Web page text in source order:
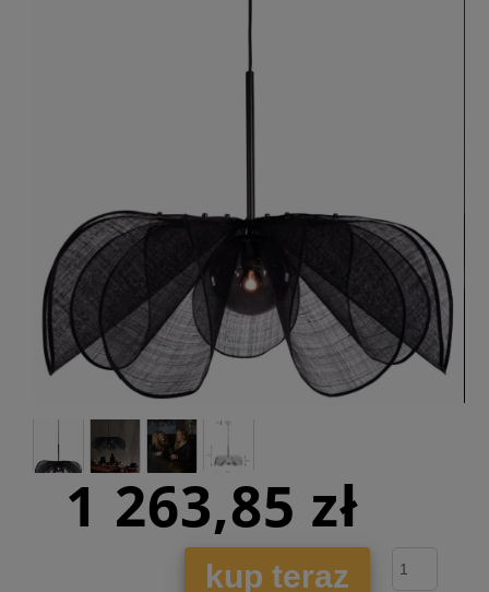
1 263,85 zł
kup teraz